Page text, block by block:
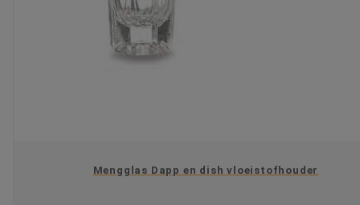
Mengglas Dapp en dish vloeistofhouder